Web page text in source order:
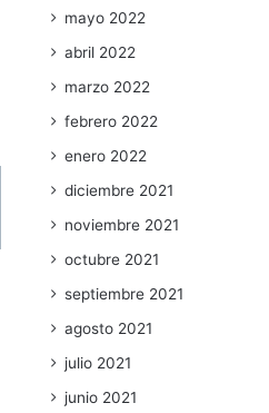
mayo 2022
abril 2022
marzo 2022
febrero 2022
enero 2022
diciembre 2021
noviembre 2021
octubre 2021
septiembre 2021
agosto 2021
julio 2021
junio 2021